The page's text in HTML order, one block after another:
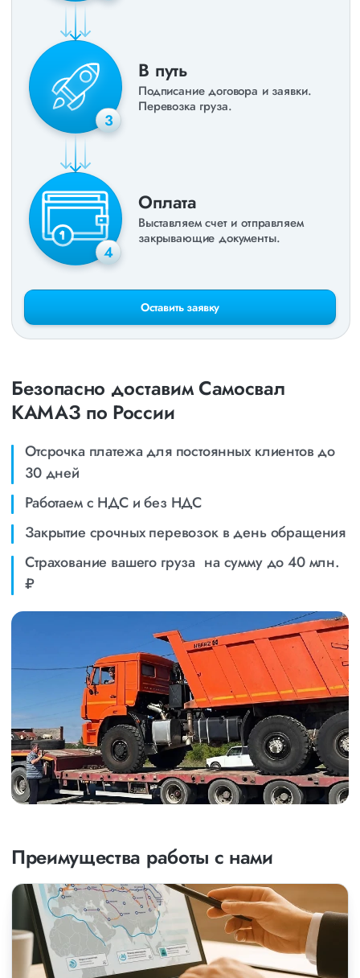
3
В путь
Подписание договора и заявки.
Перевозка груза.
4
Оплата
Выставляем счет и отправляем
закрывающие документы.
Оставить заявку
Безопасно доставим Самосвал
КАМАЗ по России
Отсрочка платежа для постоянных клиентов до
30 дней
Работаем с НДС и без НДС
Закрытие срочных перевозок в день обращения
Страхование вашего груза на сумму до 40 млн.
₽
Преимущества работы с нами